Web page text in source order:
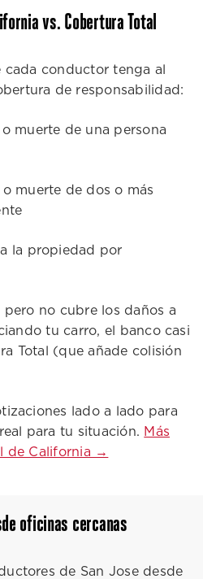
vs. Cobertura Total
conductor tenga al
de responsabilidad:
muerte de una persona
muerte de dos o más
la propiedad por
pero no cubre los daños a
tu carro, el banco casi
Total (que añade colisión
lado a lado para
para tu situación. Más
de California →
oficinas cercanas
de San Jose desde